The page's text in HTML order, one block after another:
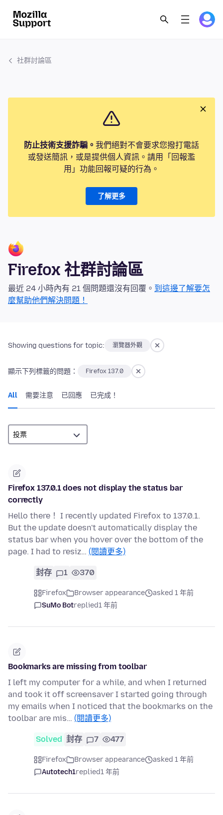
社群討論區
防止技術支援詐騙。 我們絕對不會要求您撥打電話
或發送簡訊，或是提供個人資訊。請用「回報濫
用」功能回報可疑的行為。
了解更多
Firefox 社群討論區
最近 24 小時內有 21 個問題還沒有回覆。 到這邊了解要怎
麼幫助他們解決問題！
Showing questions for topic: 瀏覽器外觀
顯示下列標籤的問題： Firefox 137.0
All 需要注意 已回應 已完成！
Firefox 137.0.1 does not display the status bar
correctly
Hello there！ I recently updated Firefox to 137.0.1.
But the update doesn't automatically display the
status bar when you hover over the bottom of the
page. I had to resiz… (閱讀更多)
封存 1 370
Firefox Browser appearance
asked 1 年前
SuMo Botreplied1 年前
Bookmarks are missing from toolbar
I left my computer for a while, and when I returned
and took it off screensaver I started going through
my emails when I noticed that the bookmarks on the
toolbar are mis… (閱讀更多)
Solved 封存 7 477
Firefox Browser appearance
asked 1 年前
Autotech1replied1 年前